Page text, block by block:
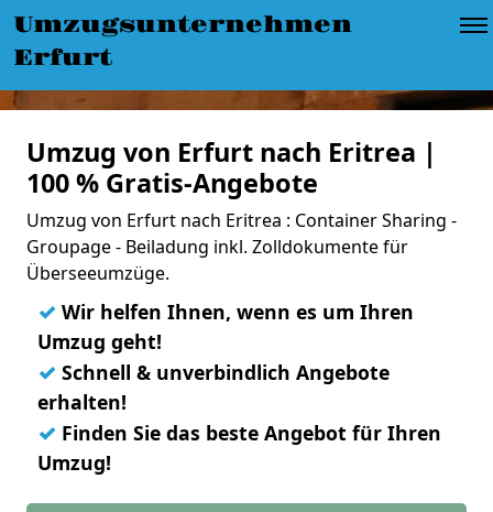
Umzugsunternehmen
Erfurt
Umzug von Erfurt nach Eritrea |
100 % Gratis-Angebote
Umzug von Erfurt nach Eritrea : Container Sharing -
Groupage - Beiladung inkl. Zolldokumente für
Überseeumzüge.
✓ Wir helfen Ihnen, wenn es um Ihren
Umzug geht!
✓ Schnell & unverbindlich Angebote
erhalten!
✓ Finden Sie das beste Angebot für Ihren
Umzug!